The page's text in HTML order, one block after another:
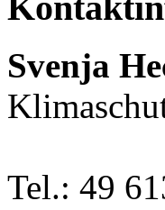
Svenja
Tel.: 49